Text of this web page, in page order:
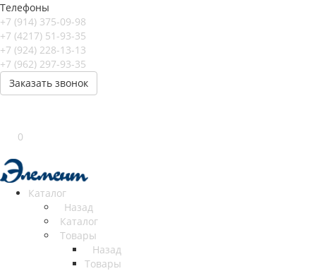
Телефоны
+7 (914) 375-09-98
+7 (4217) 51-93-35
+7 (924) 228-13-13
+7 (962) 297-93-35
Заказать звонок
0
Каталог
Назад
Каталог
Товары
Назад
Товары